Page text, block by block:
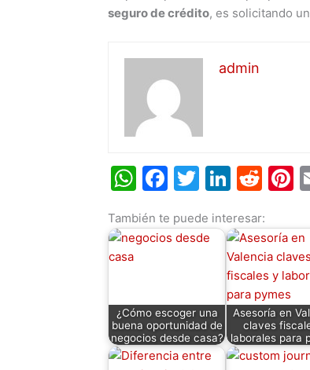
seguro de crédito, es solicitando
admin
W
at
s
p
p
F
c
e
o
o
k
T
itt
er
Li
k
e
dI
n
R
d
di
t
e
También te puede interesar:
¿Cómo escoger una
buena oportunidad de
negocios desde casa?
Asesoría en
claves
laborales para